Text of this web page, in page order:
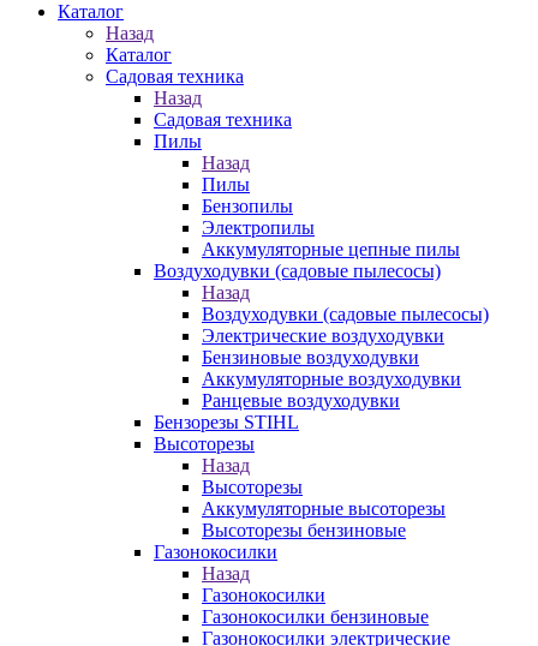
Каталог
Назад
Каталог
Садовая техника
Назад
Садовая техника
Пилы
Назад
Пилы
Бензопилы
Электропилы
Аккумуляторные цепные пилы
Воздуходувки (садовые пылесосы)
Назад
Воздуходувки (садовые пылесосы)
Электрические воздуходувки
Бензиновые воздуходувки
Аккумуляторные воздуходувки
Ранцевые воздуходувки
Бензорезы STIHL
Высоторезы
Назад
Высоторезы
Аккумуляторные высоторезы
Высоторезы бензиновые
Газонокосилки
Назад
Газонокосилки
Газонокосилки бензиновые
Газонокосилки электрические